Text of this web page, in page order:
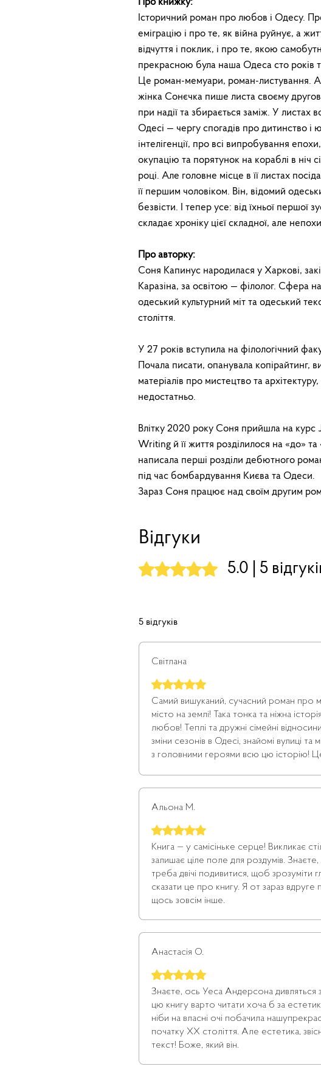
Про книжку:
Історичний роман про любов і Одесу.
еміграцію і про те, як війна руйнує, а
відчуття і поклик, і про те, якою
прекрасною була наша Одеса сто років
Це роман-мемуари, роман-листування.
жінка Сонєчка пише листа своєму
при надії та збирається заміж. У листах
Одесі — чергу спогадів про дитинство і
інтелігенції, про всі випробування
окупацію та порятунок на кораблі в ніч
році. Але головне місце в її листах
її першим чоловіком. Він, відомий
безвісти. І тепер усе: від їхньої першої
складає хроніку цієї складної, але
Про авторку:
Соня Капинус народилася у Харкові,
Каразіна, за освітою — філолог. Сфера
одеський культурний міт та одеський
століття.
У 27 років вступила на філологічний
Почала писати, опанувала копірайтинг,
матеріалів про мистецтво та
недостатньо.
Влітку 2020 року Соня прийшла на курс
Writing й її життя розділилося на «до» та
написала перші розділи дебютного
під час бомбардування Києва та Одеси.
Зараз Соня працює над своїм другим
Відгуки
Оцінка: 5 із 5 зірочок.5.0 | 5
5 відгуків
Світлана
Оцінка: 5 із 5 зірочок.
Самий вишуканий, сучасний роман про
місто на землі! Така тонка та ніжна
любов! Теплі та дружні сімейні
зміни сезонів в Одесі, знайомі вулиці та
з головними героями всю цю історію!
вишукана історія життя одеситів! Браво !!!
Альона М.
Оцінка: 5 із 5 зірочок.
Книга — у самісіньке серце! Викликає
залишає ціле поле для роздумів. Знаєте,
треба двічі подивитися, щоб зрозуміти
сказати це про книгу. Я от зараз
щось зовсім інше.
Анастасія О.
Оцінка: 5 із 5 зірочок.
Знаєте, ось Уеса Андерсона дивляться
цю книгу варто читати хоча б за
ніби на власні очі побачила
початку ХХ століття. Але естетика,
текст! Боже, який він.